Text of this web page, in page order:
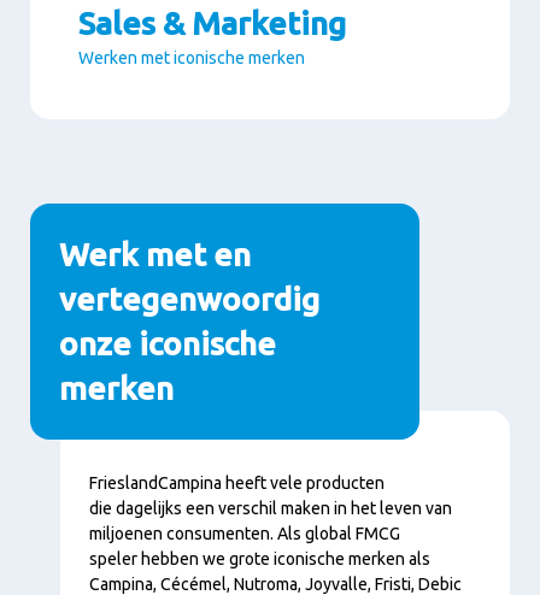
Sales & Marketing
Werken met iconische merken
Paragrafen
Werk met en
vertegenwoordig
onze iconische
merken
Inhoud
FrieslandCampina heeft vele producten
die dagelijks een verschil maken in het leven van
miljoenen consumenten. Als global FMCG
speler hebben we grote iconische merken als
Campina, Cécémel, Nutroma, Joyvalle, Fristi, Debic